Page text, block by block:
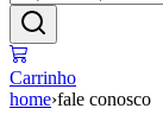
Carrinho
home›fale conosco